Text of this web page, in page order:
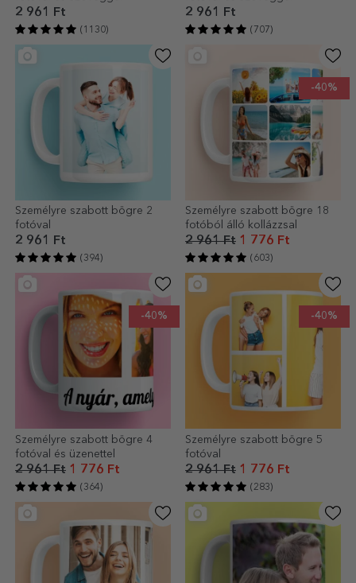
2 961 Ft
(1130)
2 961 Ft
(707)
Személyre szabott bögre 2
fotóval
2 961 Ft
(394)
-40%
Személyre szabott bögre 18
fotóból álló kollázzsal
2 961 Ft 1 776 Ft
(603)
-40%
Személyre szabott bögre 4
fotóval és üzenettel
2 961 Ft 1 776 Ft
(364)
-40%
Személyre szabott bögre 5
fotóval
2 961 Ft 1 776 Ft
(283)